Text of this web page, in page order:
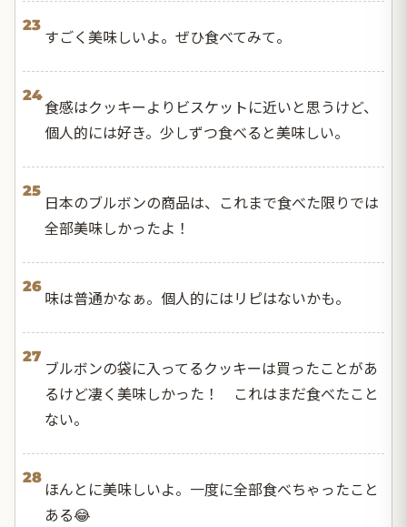
23
すごく美味しいよ。ぜひ食べてみて。
24
食感はクッキーよりビスケットに近いと思うけど、
個人的には好き。少しずつ食べると美味しい。
25
日本のブルボンの商品は、これまで食べた限りでは
全部美味しかったよ！
26
味は普通かなぁ。個人的にはリピはないかも。
27
ブルボンの袋に入ってるクッキーは買ったことがあ
るけど凄く美味しかった！ これはまだ食べたこと
ない。
28
ほんとに美味しいよ。一度に全部食べちゃったこと
ある😂